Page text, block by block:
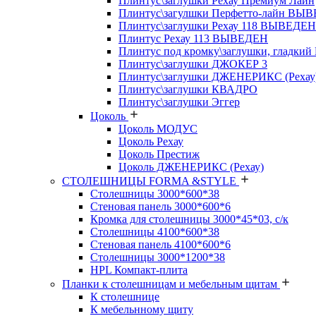
Плинтус\загулшки Перфетто-лайн
Плинтус\заглушки Рехау 118 ВЫВЕДЕН
Плинтус Рехау 113 ВЫВЕДЕН
Плинтус под кромку\заглушки, гладкий
Плинтус\заглушки ДЖОКЕР 3
Плинтус\заглушки ДЖЕНЕРИКС
Плинтус\заглушки КВАДРО
Плинтус\заглушки Эггер
Цоколь
Цоколь МОДУС
Цоколь Рехау
Цоколь Престиж
Цоколь ДЖЕНЕРИКС (Рехау)
СТОЛЕШНИЦЫ FORMA &STYLE
Столешницы 3000*600*38
Стеновая панель 3000*600*6
Кромка для столешницы 3000*45*03, с/к
Столешницы 4100*600*38
Стеновая панель 4100*600*6
Столешницы 3000*1200*38
HPL Компакт-плита
Планки к столешницам и мебельным щитам
К столешнице
К мебельнному щиту